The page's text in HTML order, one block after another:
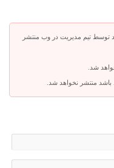
توسط تیم مدیریت در وب منتشر
شد.
باشد منتشر نخواهد شد.